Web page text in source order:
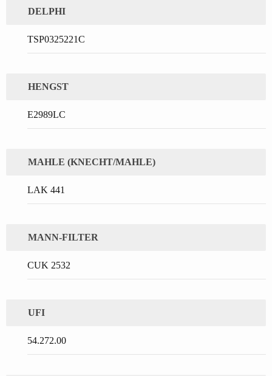
DELPHI
TSP0325221C
HENGST
E2989LC
MAHLE (KNECHT/MAHLE)
LAK 441
MANN-FILTER
CUK 2532
UFI
54.272.00